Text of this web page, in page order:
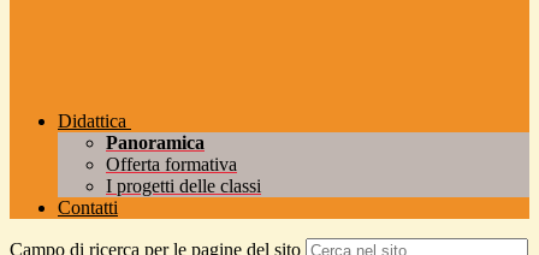
Didattica
Panoramica
Offerta formativa
I progetti delle classi
Contatti
Campo di ricerca per le pagine del sito